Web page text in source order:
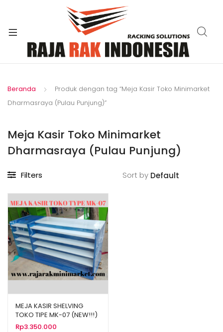
Beranda
Produk dengan tag “Meja Kasir Toko Minimarket
Dharmasraya (Pulau Punjung)”
Meja Kasir Toko Minimarket
Dharmasraya (Pulau Punjung)
Filters Sort by
MEJA KASIR SHELVING
TOKO TIPE MK-07 (NEW!!!)
Rp3.350.000